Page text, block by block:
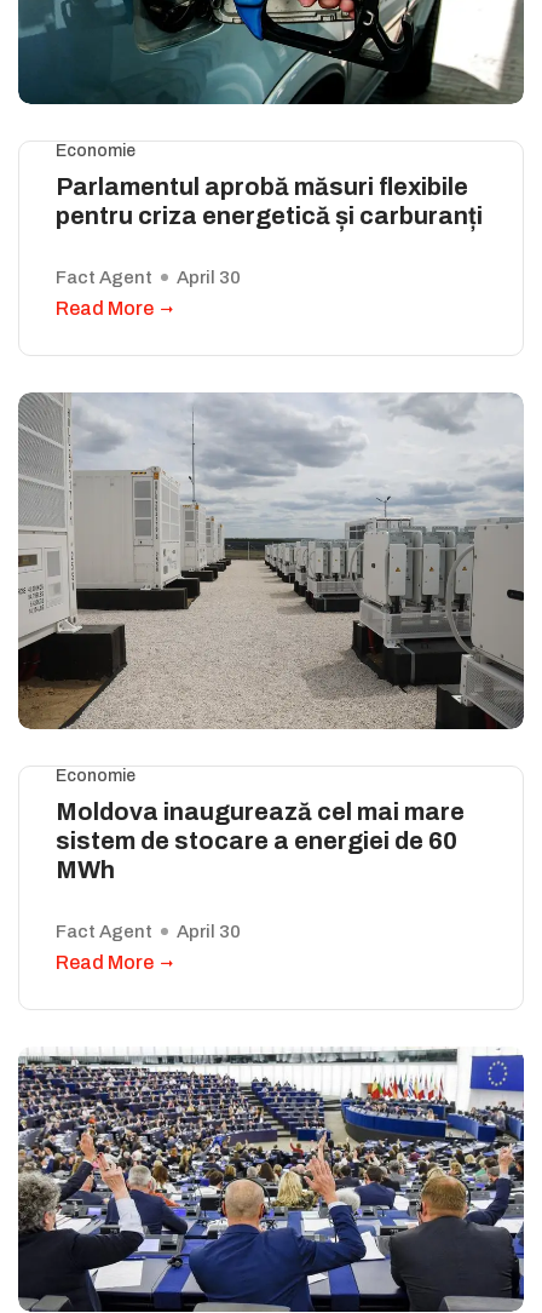
Economie
Parlamentul aprobă măsuri flexibile
pentru criza energetică și carburanți
Fact Agent April 30
Read More
Economie
Moldova inaugurează cel mai mare
sistem de stocare a energiei de 60
MWh
Fact Agent April 30
Read More